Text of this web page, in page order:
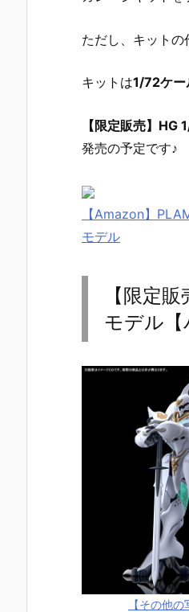
ただし、キット
キットは1/72ケー
【限定販売】HG
発売の予定です♪
【Amazon】
モデル
【限定
モデル【
【その他の